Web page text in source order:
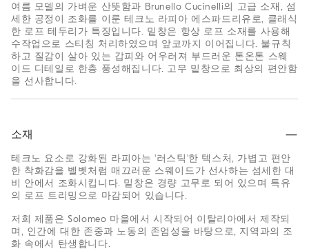
여름 모델의 가벼운 산뜻함과 Brunello Cucinelli의 고급 소재, 섬
세한 공정이 조화를 이룬 테크노 라피아 에스파드리유로, 클래식
한 로프 테두리가 특징입니다. 밑창은 항상 로프 소재를 사용해
수작업으로 스티칭 처리하였으며 앞코까지 이어집니다. 불규칙
하고 질감이 살아 있는 갑피와 어우러져 부드러운 톤온톤 스웨
이드 디테일로 한층 풍성해집니다. 고무 밑창으로 최상의 편안함
을 선사합니다.
소재
테크노 요소로 강화된 라피아는 '러스틱'한 텍스처, 가볍고 편안
한 착화감을 벨벳처럼 매끄러운 스웨이드가 선사하는 섬세한 대
비 안에서 조화시킵니다. 밑창은 경량 고무로 되어 있으며 특유
의 로프 트리밍으로 마감되어 있습니다.
저희 제품은 Solomeo 마을에서 시작되어 이탈리아에서 제작되
며, 인간에 대한 존중과 노동의 존엄성을 바탕으로, 지역과의 조
화 속에서 탄생합니다.